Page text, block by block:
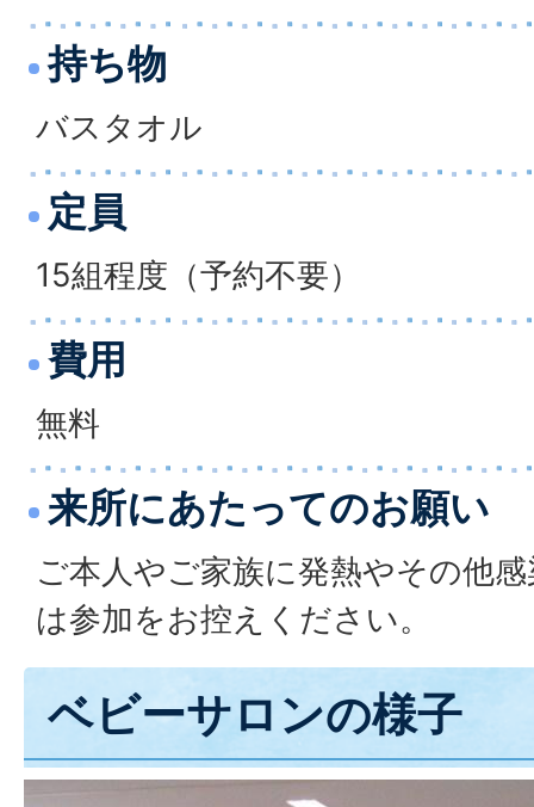
持ち物
バスタオル
定員
15組程度（予約不要）
費用
無料
来所にあたってのお願い
ご本人やご家族に発熱やその他
は参加をお控えください。
ベビーサロンの様子